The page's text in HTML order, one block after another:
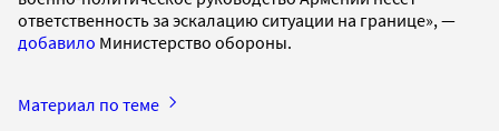
ответственность за эскалацию ситуации на границе», —
добавило Министерство обороны.
Материал по теме